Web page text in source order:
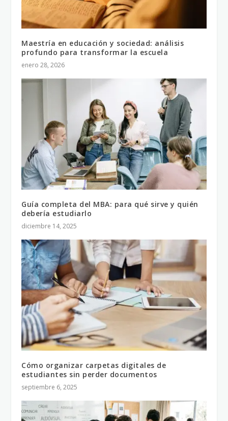
Maestría en educación y sociedad: análisis
profundo para transformar la escuela
enero 28, 2026
Guía completa del MBA: para qué sirve y quién
debería estudiarlo
diciembre 14, 2025
Cómo organizar carpetas digitales de
estudiantes sin perder documentos
septiembre 6, 2025